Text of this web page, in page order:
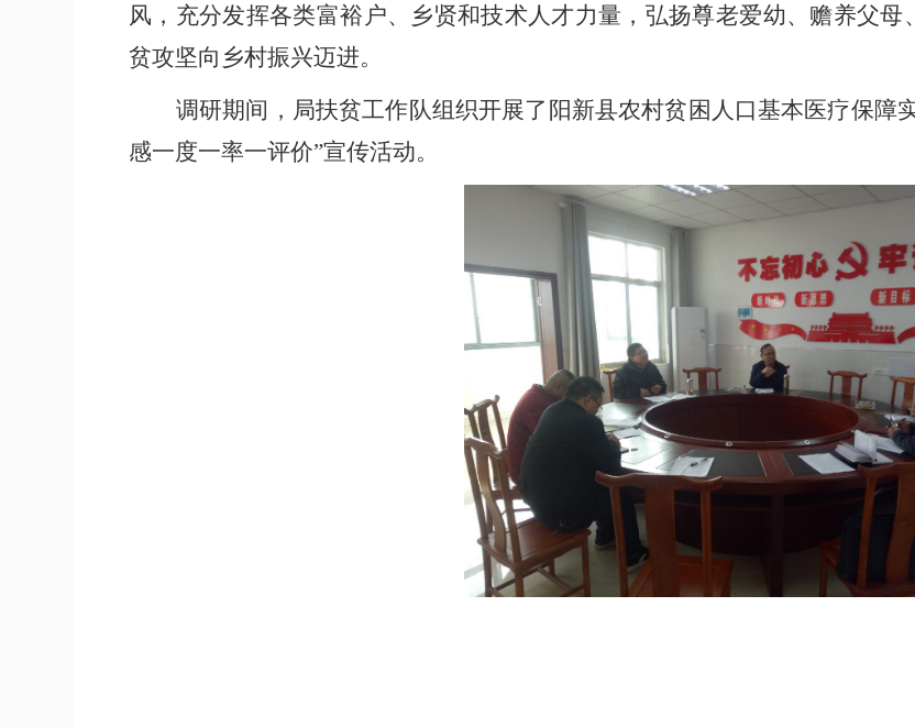
风，充分发挥各类富裕户、乡贤和技术人才力量，弘扬尊老爱幼、赡养父
贫攻坚向乡村振兴迈进。
调研期间，局扶贫工作队组织开展了阳新县农村贫困人口基本医疗保障
感一度一率一评价”宣传活动。